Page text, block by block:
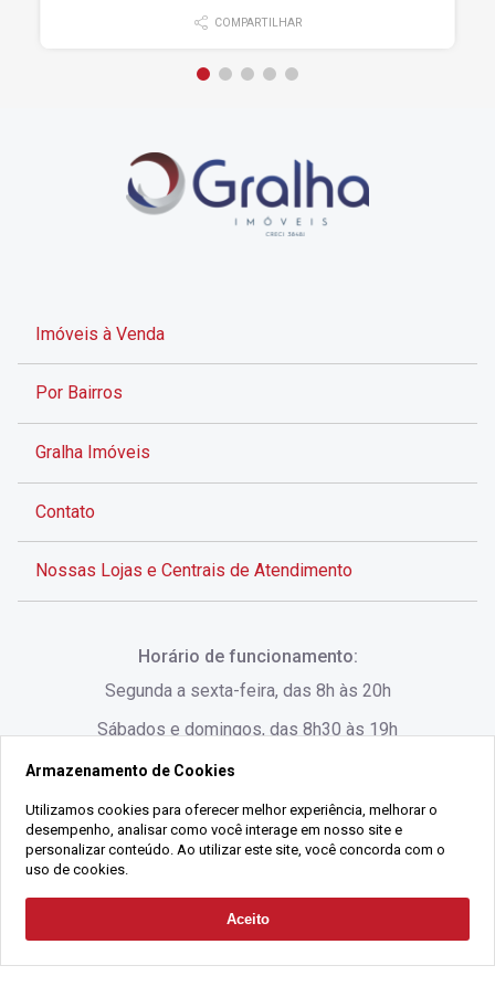
Solicitar Contato
COMPARTILHAR
Imóveis à Venda
Por Bairros
Gralha Imóveis
Contato
Nossas Lojas e Centrais de Atendimento
Rua Lauro Linhares, 1080 - Trindade, Florianópolis -
SC
(48) 3220-1045
Alameda César Nascimento, 549, Salas 1, 2 e 3 -
Jurerê, - Florianópolis - SC
Horário de funcionamento:
Segunda a sexta-feira, das 8h às 20h
Sábados e domingos, das 8h30 às 19h
2021 Copyright - Gralha Imóveis CRECI 008060/O - Todos os direitos
CNPJ:18.091.083/0001-37
Armazenamento de Cookies
Utilizamos cookies para oferecer melhor experiência, melhorar o
desempenho, analisar como você interage em nosso site e
personalizar conteúdo. Ao utilizar este site, você concorda com o
uso de cookies.
Aceito